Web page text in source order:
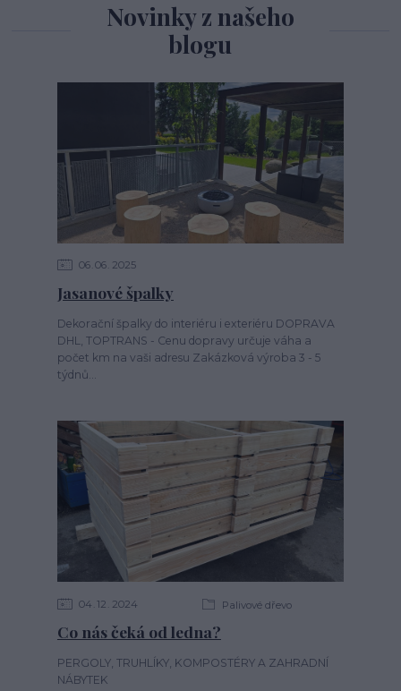
Novinky z našeho
blogu
06 06 2025
Jasanové špalky
Dekorační špalky do interiéru i exteriéru DOPRAVA
DHL, TOPTRANS - Cenu dopravy určuje váha a
počet km na vaši adresu Zakázková výroba 3 - 5
týdnů...
04 12 2024 Palivové dřevo
Co nás čeká od ledna?
PERGOLY, TRUHLÍKY, KOMPOSTÉRY A ZAHRADNÍ
NÁBYTEK